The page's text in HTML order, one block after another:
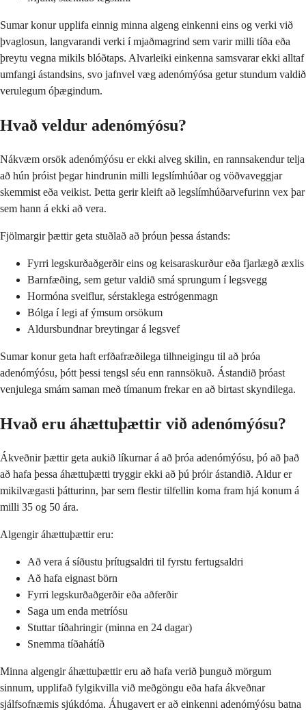
Sumar konur upplifa einnig minna algeng einkenni eins og verki við
þvaglosun, langvarandi verki í mjaðmagrind sem varir milli tíða eða
þreytu vegna mikils blóðtaps. Alvarleiki einkenna samsvarar ekki alltaf
umfangi ástandsins, svo jafnvel væg adenómýósa getur stundum valdið
verulegum óþægindum.
Hvað veldur adenómýósu?
Nákvæm orsök adenómýósu er ekki alveg skilin, en rannsakendur telja
að hún þróist þegar hindrunin milli legslímhúðar og vöðvaveggjar
skemmist eða veikist. Þetta gerir kleift að legslímhúðarvefurinn vex þar
sem hann á ekki að vera.
Fjölmargir þættir geta stuðlað að þróun þessa ástands:
Fyrri legskurðaðgerðir eins og keisaraskurður eða fjarlægð æxlis
Barnfæðing, sem getur valdið smá sprungum í legsvegg
Hormóna sveiflur, sérstaklega estrógenmagn
Bólga í legi af ýmsum orsökum
Aldursbundnar breytingar á legsvef
Sumar konur geta haft erfðafræðilega tilhneigingu til að þróa
adenómýósu, þótt þessi tengsl séu enn rannsökuð. Ástandið þróast
venjulega smám saman með tímanum frekar en að birtast skyndilega.
Hvað eru áhættuþættir við adenómýósu?
Ákveðnir þættir geta aukið líkurnar á að þróa adenómýósu, þó að það
að hafa þessa áhættuþætti tryggir ekki að þú þróir ástandið. Aldur er
mikilvægasti þátturinn, þar sem flestir tilfellin koma fram hjá konum á
milli 35 og 50 ára.
Algengir áhættuþættir eru:
Að vera á síðustu þrítugsaldri til fyrstu fertugsaldri
Að hafa eignast börn
Fyrri legskurðaðgerðir eða aðferðir
Saga um enda metríósu
Stuttar tíðahringir (minna en 24 dagar)
Snemma tíðahátíð
Minna algengir áhættuþættir eru að hafa verið þunguð mörgum
sinnum, upplifað fylgikvilla við meðgöngu eða hafa ákveðnar
sjálfsofnæmis sjúkdóma. Áhugavert er að einkenni adenómýósu batna